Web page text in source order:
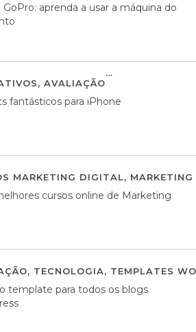
GoPro: aprenda a usar a máquina do
, AVALIAÇÃO
fantásticos para iPhone
MARKETING DIGITAL,
cursos online de Marketing
, TECNOLOGIA, TEMPLATES
template para todos os blogs